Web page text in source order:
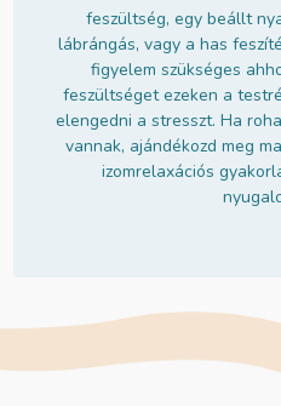
feszültség, egy beállt
lábrángás, vagy a has
figyelem szükséges
feszültséget ezeken a
elengedni a stresszt. Ha
vannak, ajándékozd meg
izomrelaxációs